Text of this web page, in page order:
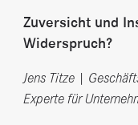
Zuversicht und
Widerspruch?
Jens Titze |
Experte für